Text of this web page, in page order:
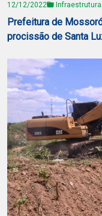
12/12/2022 Infraestrutura
Prefeitura de
procissão de Santa